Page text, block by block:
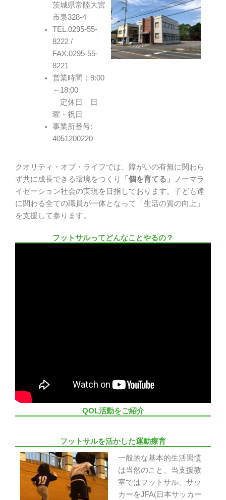
茨城県常陸大宮
市泉328-4
TEL.0295-55-
8222 /
FAX.0295-55-
8221
営業時間：9:00
～18:00
定休日 日
曜・祝日
事業所番号:
4051200220
クオリティ・オブ・ライフでは、障がいの有無に関わら
ず共に成長できる環境をつくり
「個を育てる」
ノーマラ
イゼーション社会の実現を目指しております。子ども達
に関わる全ての職員が一体となって「生活の質の向上」
を支援して参ります。
フットサルってどんなことやるの？
QOL活動をご紹介
フットサルを活かした運動療育
一般的な基本的生活習慣
は当然のこと、当支援教
室ではフットサル、サッ
カーをJFA(日本サッカー